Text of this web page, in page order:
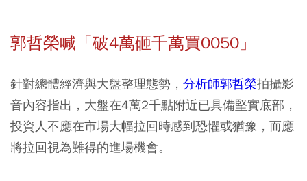
郭哲榮喊「破4萬砸千萬買0050」
針對總體經濟與大盤整理態勢， 分析師郭哲榮拍攝影
音內容指出，大盤在4萬2千點附近已具備堅實底部，
投資人不應在市場大幅拉回時感到恐懼或猶豫，而應
將拉回視為難得的進場機會。